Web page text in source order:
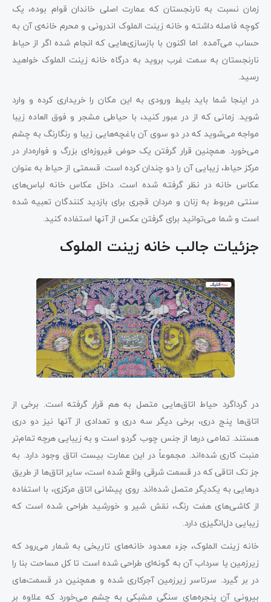
زمان نسبت به نارنجستان که عمارت اصلی خاندان قوام بوده، یک
کوچه فاصله داشته و خانه زینت الملوک اندرونی و محرم خانه‌ی آن به
حساب می‌آمده. اما اکنون با بازسازی‌هایی که انجام شده اگر از حیاط
نارنجستان به سمت غرب بروید به درگاه خانه زینت الملوک خواهید
رسید.
در اینجا شما باید بلیط ورودی به این مکان را خریداری کرده و وارد
شوید. زمانی که از در عبور کنید، با حیاطی مشجر و فوق العاده زیبا
مواجه می‌شوید که در دو سوی آن باغچه‌هایی زیبا و رنگارنگ به چشم
می‌خورد. همچنین قرار گرفتن یک حوض فیروزه‌ای بزرگ و فواره‌دار در
مرکز حیاط، زیبایی آن را دو چندان کرده است. قسمتی از حیاط به عنوان
عکاس خانه در نظر گرفته شده است. داخل عکاس خانه لباس‌های
سنتی مربوط به زنان و مردان قجری برای بازدید کنندگان تعبیه شده
است و شما می‌توانید برای گرفتن عکس از آنها استفاده کنید.
جزئیات جالب خانه زینت الملوک
در گرداگرد حیاط اتاق‌هایی متصل به هم قرار گرفته است. برخی از
اتاق‌ها پنج دری، برخی دیگر سه دری و تعدادی از آنها نیز دو دری
هستند. تمامی درها از جنس چوب گردو است و به زیبایی هرچه تمام‌تر
منبت کاری شده‌اند. مجموعاً در این عمارت بیست اتاق وجود دارد. به
جز تک اتاقی که در قسمت شرقی واقع شده است، سایر اتاق‌ها از طریق
درهایی به یکدیگر متصل شده‌اند. روی پیشانی اتاق مرکزی، با استفاده
از کاشی‌های هفت رنگ، نقش شیر و خورشید طراحی شده است که
زیبایی دل‌انگیزی دارد.
خانه زینت الملوک، جزء معدود خانه‌های تاریخی به شمار می‌رود که
زیرزمین یا سرداب آن به گونه‌ای طراحی شده است تا کل مساحت بنا را
در بر گیرد. سرتاسر زیرزمین آجرکاری شده و همچنین در قسمت‌های
بیرونی آن پنجره‌های سنگی مشبکی به چشم می‌خورد که علاوه بر